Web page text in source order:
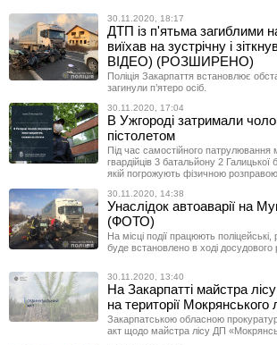
30.11.2020, 18:17
ДТП із п'ятьма загиблими
виїхав на зустрічну і
ВІДЕО) (РОЗШИРЕНО)
Поліція Закарпаття встановлює
загинули п’ятеро осіб.
30.11.2020, 17:04
В Ужгороді затримали
пістолетом
Під час самостійного
гвардійців 3 батальйону 2
якій погрожують фізичною
30.11.2020, 14:38
Унаслідок автоаварії на
(ФОТО)
На місці події працюють
буде встановлено в ході досудового
30.11.2020, 13:40
На Закарпатті майстра
на території Мокрянського
Закарпатською обласною
акт щодо майстра лісу ДП